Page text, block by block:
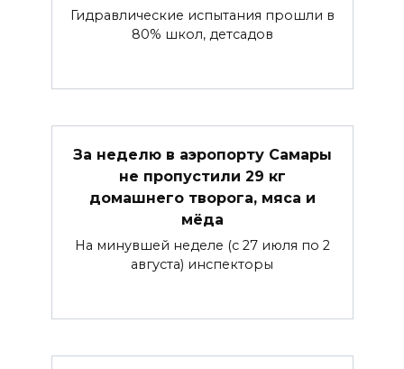
Гидравлические испытания прошли в
80% школ, детсадов
За неделю в аэропорту Самары
не пропустили 29 кг
домашнего творога, мяса и
мёда
На минувшей неделе (с 27 июля по 2
августа) инспекторы